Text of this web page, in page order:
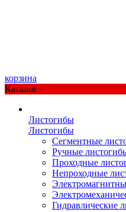
корзина
Каталог
Листогибы
Листогибы
Сегментные
Ручные
Проходные
Непроходные
Гидравлические